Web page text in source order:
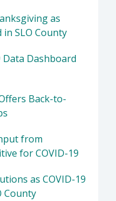
as
SLO County
Data Dashboard
Back-to-
from
for COVID-19
as COVID-19
County